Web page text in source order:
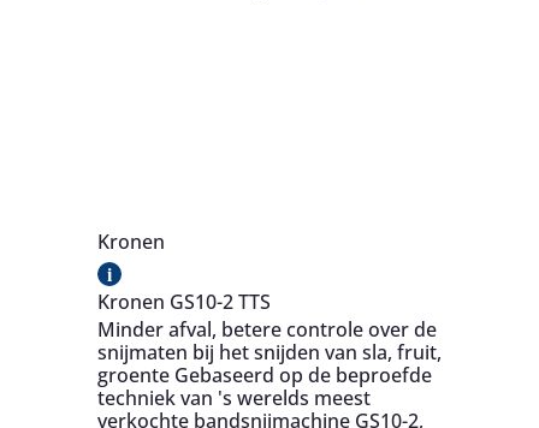
Kronen
i
Kronen GS10-2 TTS
Minder afval, betere controle over de
snijmaten bij het snijden van sla, fruit,
groente Gebaseerd op de beproefde
techniek van 's werelds meest
verkochte bandsnijmachine GS10-2,